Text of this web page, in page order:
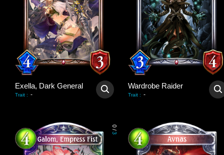
Exella, Dark General
Trait : -
Wardrobe Raider
Trait : -
0
/
3